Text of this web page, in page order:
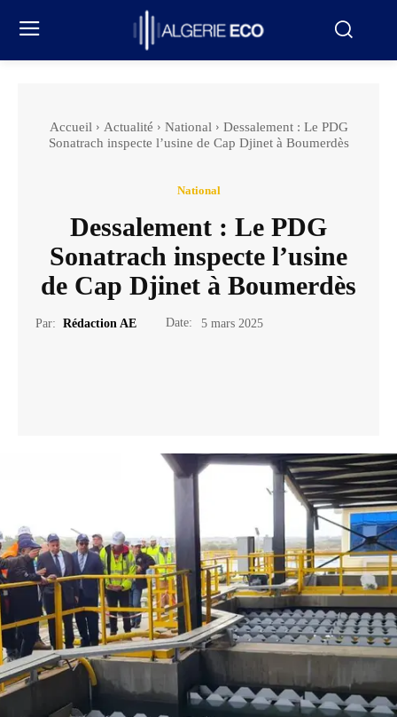
Accueil Actualité National
Dessalement : Le PDG
Sonatrach inspecte l’usine de Cap Djinet à Boumerdès
National
Dessalement : Le PDG
Sonatrach inspecte l’usine
de Cap Djinet à Boumerdès
Par: Rédaction AE Date: 5 mars 2025